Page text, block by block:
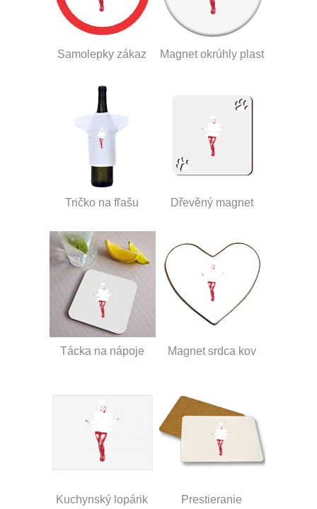
Samolepky zákaz Magnet okrúhly plast
Tričko na fľašu Dřevěný magnet
Tácka na nápoje Magnet srdca kov
Kuchynský lopárik Prestieranie